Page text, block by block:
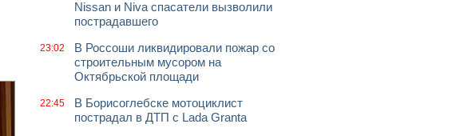
Nissan и Niva спасатели вызволили
пострадавшего
23:02
В Россоши ликвидировали пожар со
строительным мусором на
Октябрьской площади
22:45
В Борисоглебске мотоциклист
пострадал в ДТП с Lada Granta